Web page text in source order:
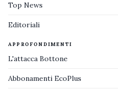
Top News
Editoriali
APPROFONDIMENTI
L'attacca Bottone
Abbonamenti EcoPlus